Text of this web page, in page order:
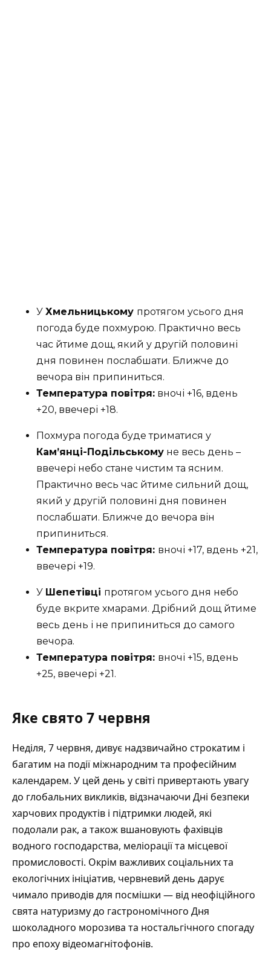
У Хмельницькому протягом усього дня
погода буде похмурою. Практично весь
час йтиме дощ, який у другій половині
дня повинен послабшати. Ближче до
вечора він припиниться.
Температура повітря: вночі +16, вдень
+20, ввечері +18.
Похмура погода буде триматися у
Кам’янці-Подільському не весь день –
ввечері небо стане чистим та ясним.
Практично весь час йтиме сильний дощ,
який у другій половині дня повинен
послабшати. Ближче до вечора він
припиниться.
Температура повітря: вночі +17, вдень +21,
ввечері +19.
У Шепетівці протягом усього дня небо
буде вкрите хмарами. Дрібний дощ йтиме
весь день і не припиниться до самого
вечора.
Температура повітря: вночі +15, вдень
+25, ввечері +21.
Яке свято 7 червня
Неділя, 7 червня, дивує надзвичайно строкатим і
багатим на події міжнародним та професійним
календарем. У цей день у світі привертають увагу
до глобальних викликів, відзначаючи Дні безпеки
харчових продуктів і підтримки людей, які
подолали рак, а також вшановують фахівців
водного господарства, меліорації та місцевої
промисловості. Окрім важливих соціальних та
екологічних ініціатив, червневий день дарує
чимало приводів для посмішки — від неофіційного
свята натуризму до гастрономічного Дня
шоколадного морозива та ностальгічного спогаду
про епоху відеомагнітофонів.